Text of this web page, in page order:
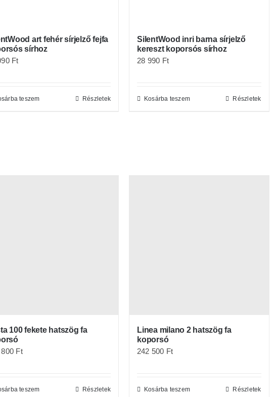
art fehér sírjelző fejfa
sírhoz
Ft
teszem Részletek
SilentWood inri barna sírjelző
kereszt koporsós sírhoz
28 990 Ft
Kosárba teszem Részletek
100 fekete hatszög fa
Ft
teszem Részletek
Linea milano 2 hatszög fa
koporsó
242 500 Ft
Kosárba teszem Részletek